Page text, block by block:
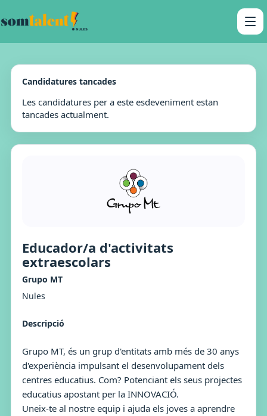
Candidatures tancades
Les candidatures per a este esdeveniment estan
tancades actualment.
Educador/a d'activitats
extraescolars
Grupo MT
Nules
Descripció
Grupo MT, és un grup d'entitats amb més de 30 anys
d'experiència impulsant el desenvolupament dels
centres educatius. Com? Potenciant els seus projectes
educatius apostant per la INNOVACIÓ.
Uneix-te al nostre equip i ajuda els joves a aprendre